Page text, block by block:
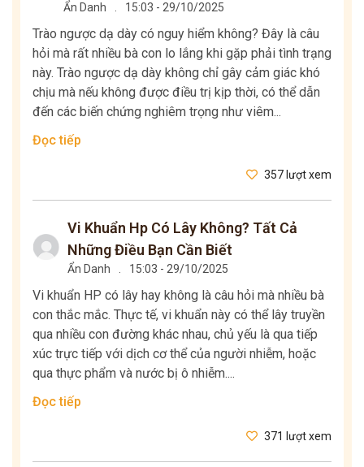
Ẩn Danh 15:03 - 29/10/2025
Trào ngược dạ dày có nguy hiểm không? Đây là câu
hỏi mà rất nhiều bà con lo lắng khi gặp phải tình trạng
này. Trào ngược dạ dày không chỉ gây cảm giác khó
chịu mà nếu không được điều trị kịp thời, có thể dẫn
đến các biến chứng nghiêm trọng như viêm...
Đọc tiếp
357 lượt xem
Vi Khuẩn Hp Có Lây Không? Tất Cả
Những Điều Bạn Cần Biết
Ẩn Danh 15:03 - 29/10/2025
Vi khuẩn HP có lây hay không là câu hỏi mà nhiều bà
con thắc mắc. Thực tế, vi khuẩn này có thể lây truyền
qua nhiều con đường khác nhau, chủ yếu là qua tiếp
xúc trực tiếp với dịch cơ thể của người nhiễm, hoặc
qua thực phẩm và nước bị ô nhiễm....
Đọc tiếp
371 lượt xem